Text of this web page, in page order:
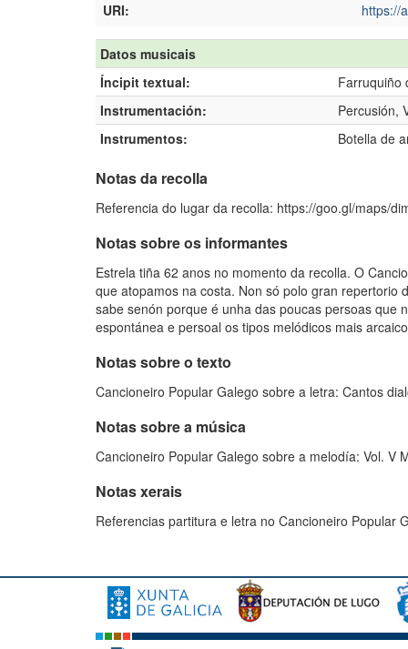
URI:
https://
Datos musicais
Íncipit textual:
Farruquiño
Instrumentación:
Percusión,
Instrumentos:
Botella de
Notas da recolla
Referencia do lugar da recolla: https://goo.gl/maps/
Notas sobre os informantes
Estrela tiña 62 anos no momento da recolla. O
que atopamos na costa. Non só polo gran
sabe senón porque é unha das poucas persoas
espontánea e persoal os tipos melódicos mais
Notas sobre o texto
Cancioneiro Popular Galego sobre a letra: Cantos
Notas sobre a música
Cancioneiro Popular Galego sobre a melodía: Vol. V
Notas xerais
Referencias partitura e letra no Cancioneiro Popular